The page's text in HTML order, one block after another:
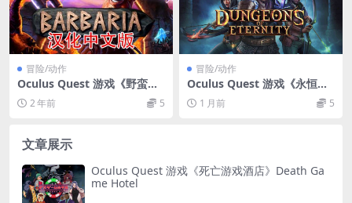
冒险/动作
Oculus Quest 游戏《野蛮战
斗汉化中文版》Barbaria VR
2 年前 5
冒险/动作
Oculus Quest 游戏《永恒地
牢VR》Dungeons Of Eternit
y VR1 月前 5
文章展示
Oculus Quest 游戏《死亡游戏酒店》Death Ga
me Hotel